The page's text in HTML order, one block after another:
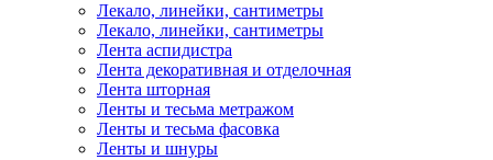
Лекало, линейки, сантиметры
Лекало, линейки, сантиметры
Лента аспидистра
Лента декоративная и отделочная
Лента шторная
Ленты и тесьма метражом
Ленты и тесьма фасовка
Ленты и шнуры